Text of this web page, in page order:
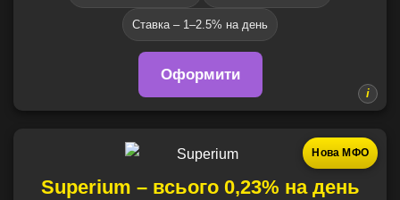
Ставка – 1–2.5% на день
Оформити
Нова МФО
Superium – всього 0,23% на день